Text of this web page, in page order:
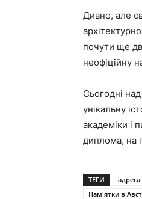
Дивно, але
почути ще
неофіційну
Сьогодні
унікальну
академіки і
диплома, на
ТЕГИ адреса
Пам'ятки в